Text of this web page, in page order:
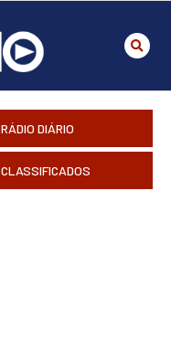
RÁDIO DIÁRIO
CLASSIFICADOS